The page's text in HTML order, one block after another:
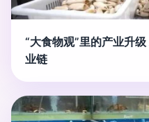
“大食物观”里的产业升
业链